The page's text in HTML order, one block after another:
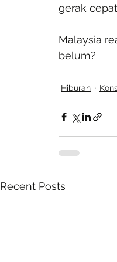
gerak
Malaysia
belum?
Hiburan
Recent Posts